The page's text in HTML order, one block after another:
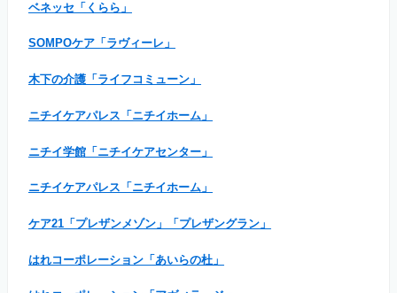
ベネッセ「くらら」
SOMPOケア「ラヴィーレ」
木下の介護「ライフコミューン」
ニチイケアパレス「ニチイホーム」
ニチイ学館「ニチイケアセンター」
ニチイケアパレス「ニチイホーム」
ケア21「プレザンメゾン」「プレザングラン」
はれコーポレーション「あいらの杜」